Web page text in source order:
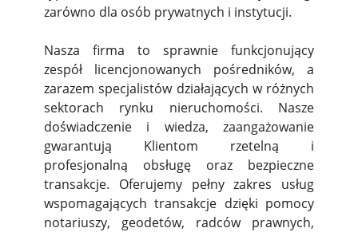
zarówno dla osób prywatnych i instytucji.
Nasza firma to sprawnie funkcjonujący
zespół licencjonowanych pośredników, a
zarazem specjalistów działających w różnych
sektorach rynku nieruchomości. Nasze
doświadczenie i wiedza, zaangażowanie
gwarantują Klientom rzetelną i
profesjonalną obsługę oraz bezpieczne
transakcje. Oferujemy pełny zakres usług
wspomagających transakcje dzięki pomocy
notariuszy, geodetów, radców prawnych,